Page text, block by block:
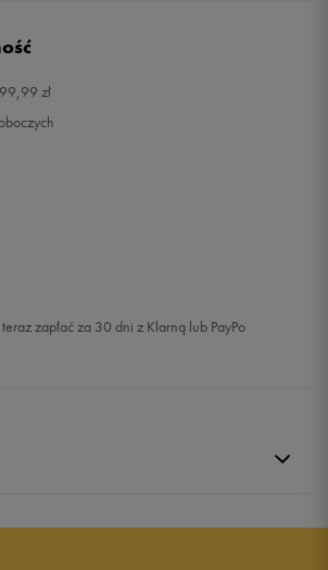
zł
zapłać za 30 dni z Klarną lub PayPo